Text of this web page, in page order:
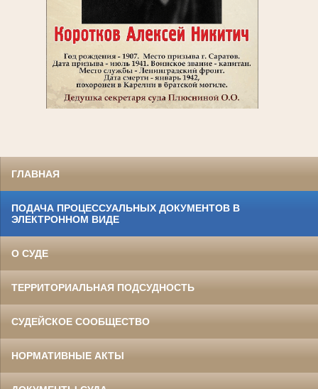
ГЛАВНАЯ
ПОДАЧА ПРОЦЕССУАЛЬНЫХ ДОКУМЕНТОВ В
ЭЛЕКТРОННОМ ВИДЕ
О СУДЕ
ТЕРРИТОРИАЛЬНАЯ ПОДСУДНОСТЬ
СУДЕЙСКОЕ СООБЩЕСТВО
НОРМАТИВНЫЕ АКТЫ